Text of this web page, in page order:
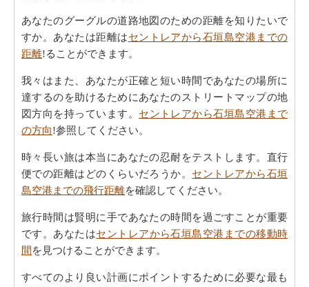
あなたのグーグルの道路地図のための距離を知りたいで
すか。あなたは距離はセントレアから石垣島空港までの
距離!ることができます。
我々はまた、あなたが正確と短い時間であなたの場所に
達するのを助けるためにあなたのストリートマップの地
図方向を持っています。 セントレアから石垣島空港まで
の方向!参照してください。
時々長い旅は本当にあなたの忍耐をテストします。直行
便での距離はどのくらいだろうか。 セントレアから石垣
島空港までの飛行距離を確認してください。
旅行時間は賢明に手であなたの時間を過ごすことが重要
です。あなたはセントレアから石垣島空港までの移動時
間を見つけることができます。
すべてのより良い計画にポイントするために必要な最も